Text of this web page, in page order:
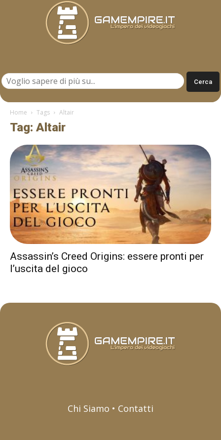
Home Tags Altair
Tag: Altair
Assassin’s Creed Origins: essere pronti per
l’uscita del gioco
Chi Siamo • Contatti